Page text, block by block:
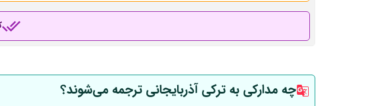
چه مدارکی به ترکی آذربایجانی ترجمه می‌شوند؟